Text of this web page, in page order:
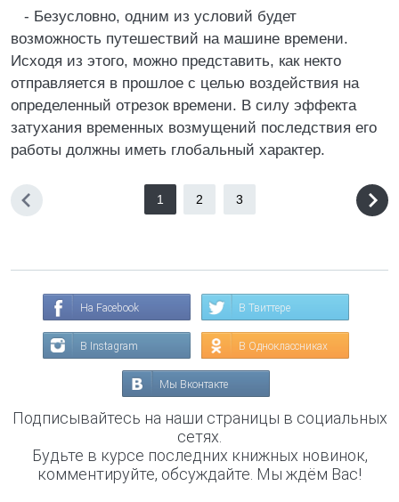
- Безусловно, одним из условий будет
возможность путешествий на машине времени.
Исходя из этого, можно представить, как некто
отправляется в прошлое с целью воздействия на
определенный отрезок времени. В силу эффекта
затухания временных возмущений последствия его
работы должны иметь глобальный характер.
1 2 3
На Facebook В Твиттере
В Instagram В Одноклассниках
Мы Вконтакте
Подписывайтесь на наши страницы в социальных
сетях.
Будьте в курсе последних книжных новинок,
комментируйте, обсуждайте. Мы ждём Вас!